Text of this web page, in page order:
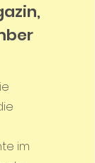
im